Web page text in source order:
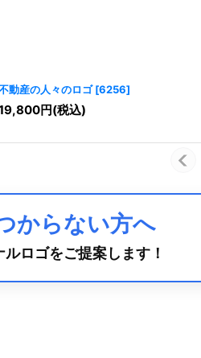
動産の人々のロゴ [6256]
円(税込)
からない方へ
ルロゴをご提案します！